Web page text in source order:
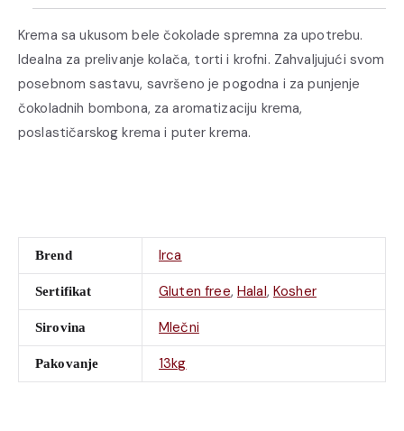
Krema sa ukusom bele čokolade spremna za upotrebu.
Idealna za prelivanje kolača, torti i krofni. Zahvaljujući svom
posebnom sastavu, savršeno je pogodna i za punjenje
čokoladnih bombona, za aromatizaciju krema,
poslastičarskog krema i puter krema.
Brend Irca
Sertifikat Gluten free, Halal,Kosher
Sirovina Mlečni
Pakovanje 13kg